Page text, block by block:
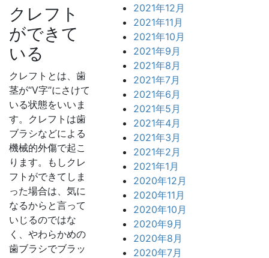
クレフト
ができて
いる
クレフトとは、歯
茎が“V字”にさけて
いる状態をいいま
す。クレフトは歯
ブラシなどによる
機械的外傷で起こ
ります。もしクレ
フトができてしま
った場合は、気に
なるからと言って
いじるのではな
く、やわらかめの
歯ブラシでブラッ
2021年12月
2021年11月
2021年10月
2021年9月
2021年8月
2021年7月
2021年6月
2021年5月
2021年4月
2021年3月
2021年2月
2021年1月
2020年12月
2020年11月
2020年10月
2020年9月
2020年8月
2020年7月